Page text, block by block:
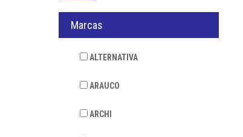
Marcas
ALTERNATIVA
ARAUCO
ARCHI